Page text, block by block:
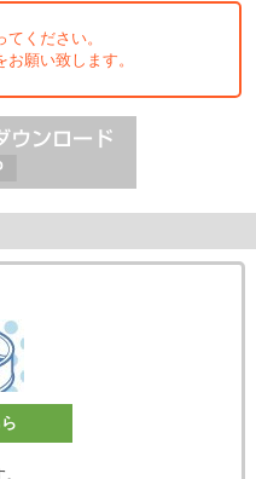
ください。
お願い致します。